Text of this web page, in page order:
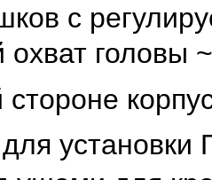
с
головы
установки